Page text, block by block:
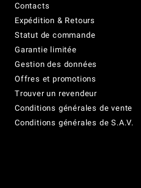
Contacts
Expédition & Retours
Statut de commande
Garantie limitée
Gestion des données
Offres et promotions
Trouver un revendeur
Conditions générales de vente
Conditions générales de S.A.V.